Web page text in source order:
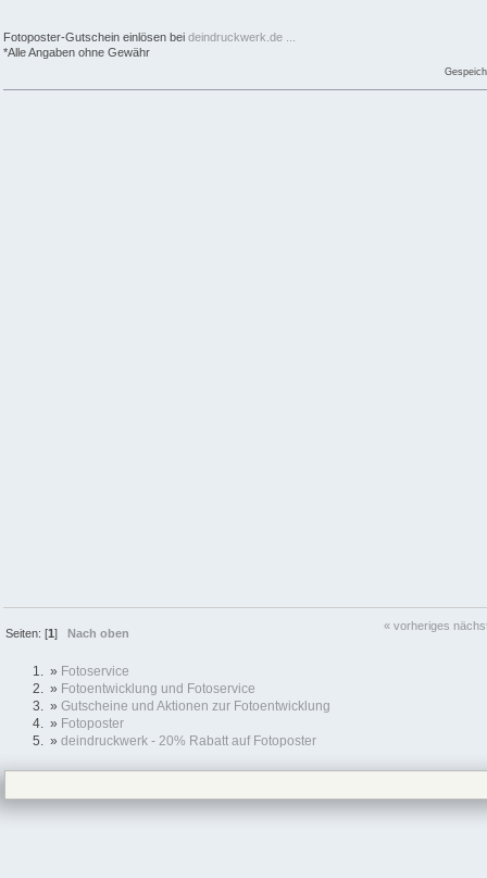
Fotoposter-Gutschein einlösen bei deindruckwerk.de ...
*Alle Angaben ohne Gewähr
Seiten: [1]Nach oben
« vorheriges
» Fotoservice
» Fotoentwicklung und Fotoservice
» Gutscheine und Aktionen zur Fotoentwicklung
» Fotoposter
» deindruckwerk - 20% Rabatt auf Fotoposter